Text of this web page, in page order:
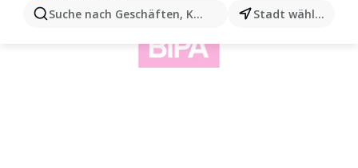
Suche nach Geschäften, Kategorien, Produkten...
Stadt wählen